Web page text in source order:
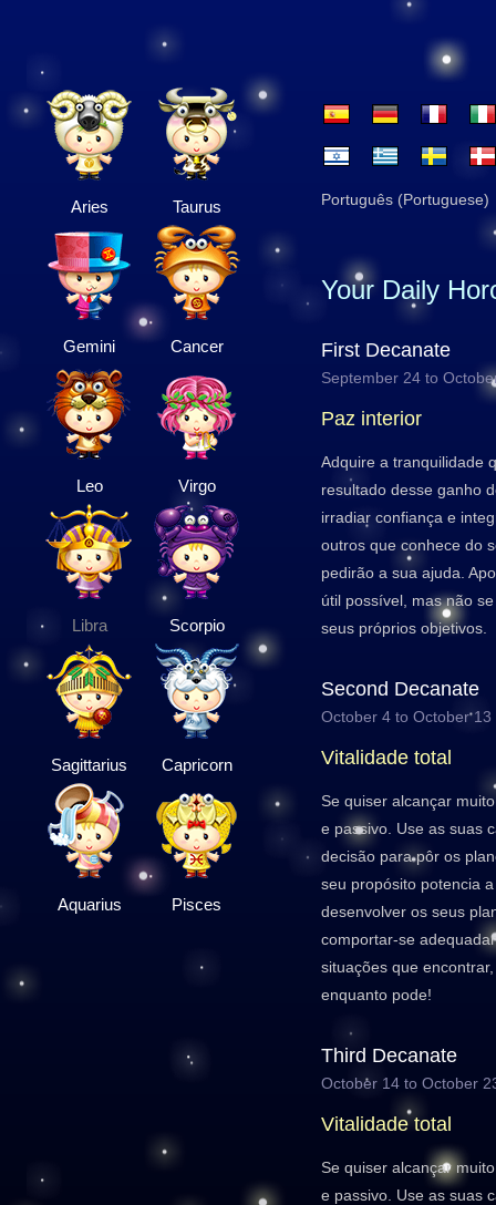
Aries Taurus
Gemini Cancer
Leo Virgo
Libra Scorpio
Sagittarius Capricorn
Aquarius Pisces
Português (Portuguese)
Your Daily
First Decanate
September 24 to
Paz interior
Adquire a tranquilidade
resultado desse ganho
irradiar confiança e
outros que conhece do
pedirão a sua ajuda.
útil possível, mas não
seus próprios objetivos.
Second Decanate
October 4 to October 13
Vitalidade total
Se quiser alcançar
e passivo. Use as suas
decisão para pôr os
seu propósito potencia
desenvolver os seus
comportar-se
situações que
enquanto pode!
Third Decanate
October 14 to October
Vitalidade total
Se quiser alcançar
e passivo. Use as suas